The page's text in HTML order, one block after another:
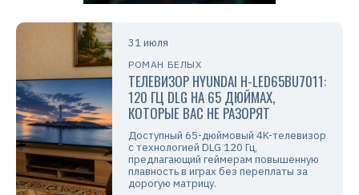
31 июля
РОМАН БЕЛЫХ
ТЕЛЕВИЗОР HYUNDAI H-LED65BU7011:
120 ГЦ DLG НА 65 ДЮЙМАХ,
КОТОРЫЕ ВАС НЕ РАЗОРЯТ
Доступный 65-дюймовый 4K-телевизор
с технологией DLG 120 Гц,
предлагающий геймерам повышенную
плавность в играх без переплаты за
дорогую матрицу.